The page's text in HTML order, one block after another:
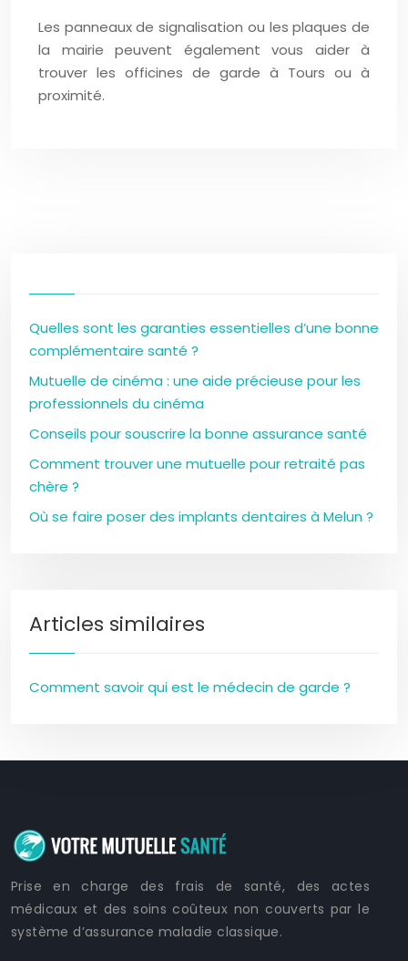
Les panneaux de signalisation ou les plaques de
la mairie peuvent également vous aider à
trouver les officines de garde à Tours ou à
proximité.
Quelles sont les garanties essentielles d’une bonne
complémentaire santé ?
Mutuelle de cinéma : une aide précieuse pour les
professionnels du cinéma
Conseils pour souscrire la bonne assurance santé
Comment trouver une mutuelle pour retraité pas
chère ?
Où se faire poser des implants dentaires à Melun ?
Articles similaires
Comment savoir qui est le médecin de garde ?
Prise en charge des frais de santé, des actes
médicaux et des soins coûteux non couverts par le
système d’assurance maladie classique.